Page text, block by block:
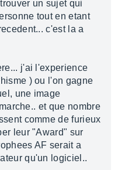
un sujet qui
tout en etant
c'est la a
j'ai l'experience
) ou l'on gagne
une image
et que nombre
comme de furieux
leur "Award" sur
AF serait a
qu'un logiciel..